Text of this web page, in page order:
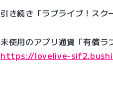
引き続き「ラブライブ！スク
未使用のアプリ通貨「有償ラ
https://lovelive-